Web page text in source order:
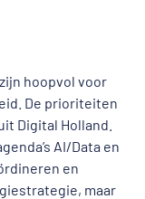
hoopvol voor
De prioriteiten
Digital Holland.
AI/Data en
en
maar